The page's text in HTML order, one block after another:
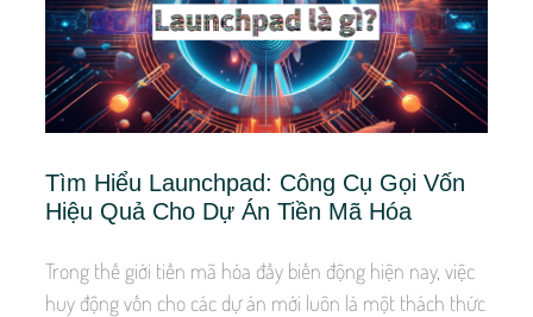
Tìm Hiểu Launchpad: Công Cụ Gọi Vốn
Hiệu Quả Cho Dự Án Tiền Mã Hóa
Trong thế giới tiền mã hóa đầy biến động hiện nay, việc
huy động vốn cho các dự án mới luôn là một thách thức